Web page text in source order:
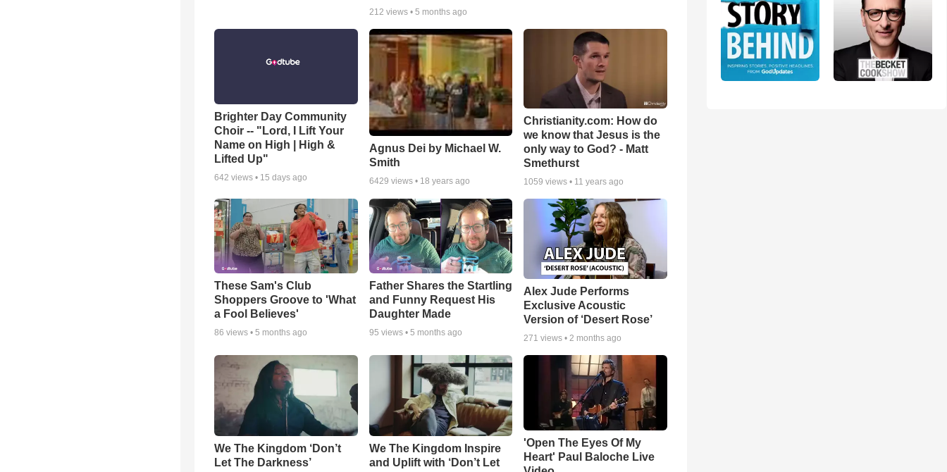
212 views • 5 months ago
Brighter Day Community
Choir -- "Lord, I Lift Your
Name on High | High &
Lifted Up"
642 views • 15 days ago
Agnus Dei by Michael W.
Smith
6429 views • 18 years ago
Christianity.com: How do
we know that Jesus is the
only way to God? - Matt
Smethurst
1059 views • 11 years ago
These Sam's Club
Shoppers Groove to 'What
a Fool Believes'
86 views • 5 months ago
Father Shares the Startling
and Funny Request His
Daughter Made
95 views • 5 months ago
Alex Jude Performs
Exclusive Acoustic
Version of ‘Desert Rose’
271 views •2 months ago
We The Kingdom ‘Don’t
Let The Darkness’
We The Kingdom Inspire
and Uplift with ‘Don’t Let
'Open The Eyes Of My
Heart' Paul Baloche Live